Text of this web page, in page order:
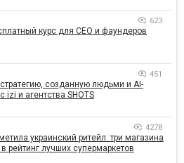
623
курс для CEO и фаундеров
451
созданную людьми и AI-
izi и агентства SHOTS
4278
украинский ритейл: три магазина
рейтинг лучших супермаркетов